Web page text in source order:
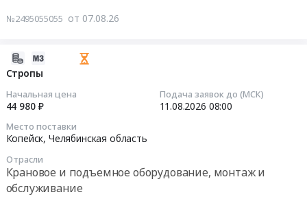
Лесообработка, Изделия из дерева
Сельское хозяйство
Отходы и лом
Услуги ЖКХ
Социальные услуги
№2495055055 от 07.08.26
Стропы
Начальная цена
44 980 ₽
Подача заявок до (МСК)
11.08.2026 08:00
Место поставки
Копейск, Челябинская область
Отрасли
Крановое и подъемное оборудование, монтаж и
обслуживание